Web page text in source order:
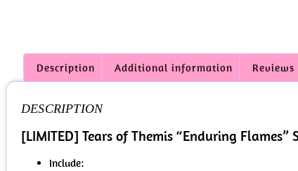
Description Additional information
DESCRIPTION
[LIMITED] Tears of Themis “Enduring Flames”
Include: